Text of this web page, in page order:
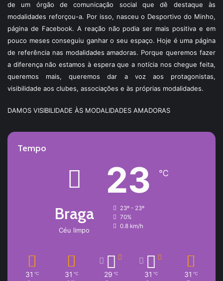
de um órgão de comunicação social que dê destaque às
modalidades reforçou-a. Por isso, nasceu o Desportivo do Minho,
página de Facebook. A reação não podia ser mais positiva e em
pouco meses conseguiu ganhar o seu espaço. Hoje é uma página
de referência nas modalidades amadoras. Porque queremos fazer
a diferença não estamos à espera que a notícia nos chegue feita,
queremos mais, queremos dar a voz aos protagonistas,
visibilidade aos clubes, associações e às próprias modalidades.
DAMOS VISIBILIDADE ÀS MODALIDADES AMADORAS
Tempo
Braga
Céu limpo
23 ℃
23º - 23º
70%
0.8 km/h
31 ℃ 31 ℃ 29 ℃ 31 ℃ 31 ℃